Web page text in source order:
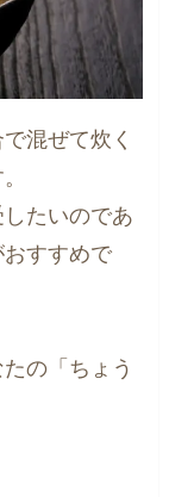
混ぜて炊く
たいのであ
すすめで
の「ちょう